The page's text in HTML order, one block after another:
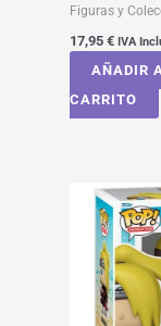
Figuras y
17,95 € IVA
AÑADIR
CARRITO